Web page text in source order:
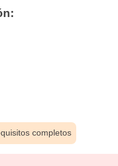
completos